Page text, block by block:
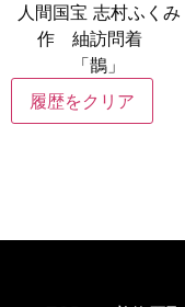
人間国宝 志村ふくみ
作 紬訪問着
「鵲」
履歴をクリア